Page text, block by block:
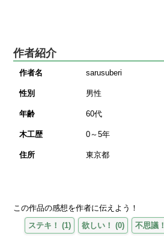
作者紹介
作者名 sarusuberi
性別 男性
年齢 60代
木工歴 0～5年
住所 東京都
この作品の感想を作者に伝えよう！
ステキ！
(1) 欲しい！ (0) 不思議！